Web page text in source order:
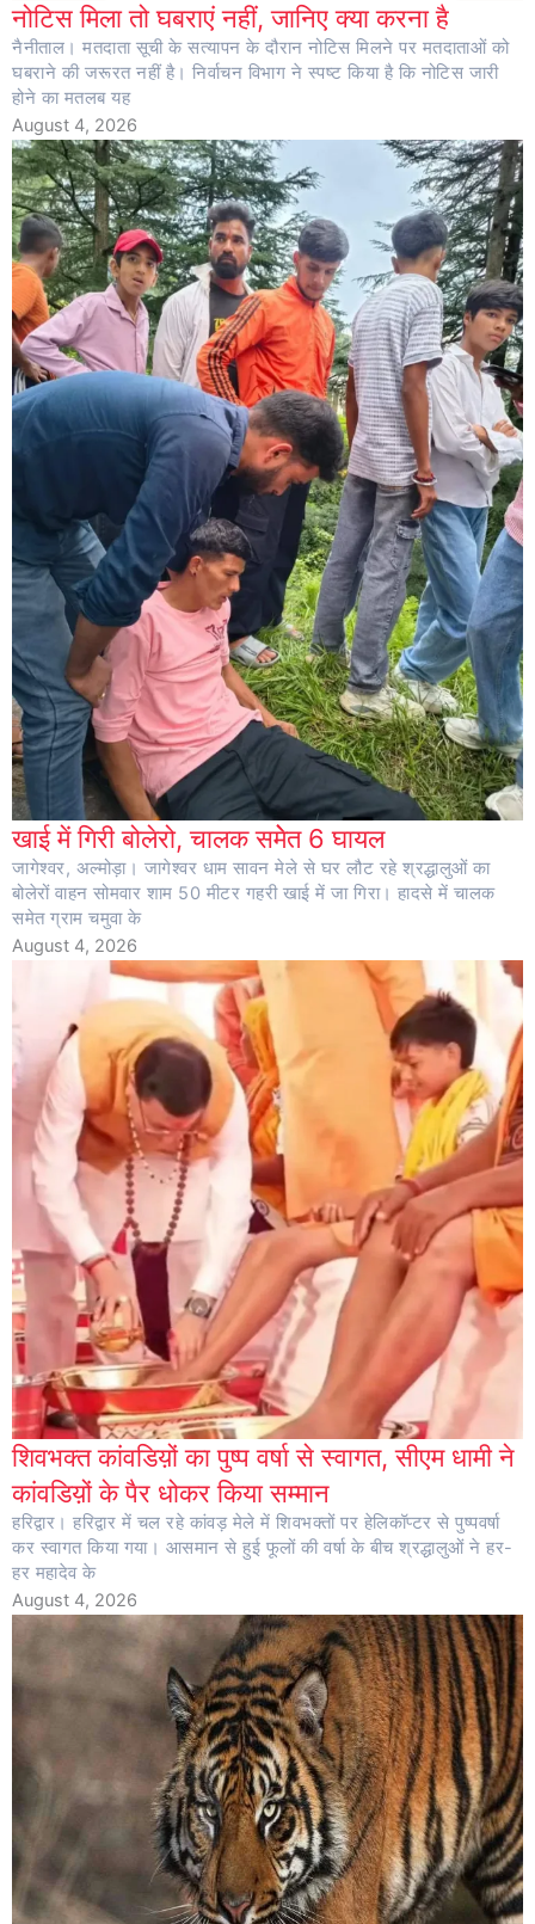
नोटिस मिला तो घबराएं नहीं, जानिए क्या करना है
नैनीताल। मतदाता सूची के सत्यापन के दौरान नोटिस मिलने पर मतदाताओं को
घबराने की जरूरत नहीं है। निर्वाचन विभाग ने स्पष्ट किया है कि नोटिस जारी
होने का मतलब यह
August 4, 2026
खाई में गिरी बोलेरो, चालक समेेत 6 घायल
जागेश्वर, अल्मोड़ा। जागेश्वर धाम सावन मेले से घर लौट रहे श्रद्धालुओं का
बोलेरों वाहन सोमवार शाम 50 मीटर गहरी खाई में जा गिरा। हादसे में चालक
समेत ग्राम चमुवा के
August 4, 2026
शिवभक्त कांवडिय़ों का पुष्प वर्षा से स्वागत, सीएम धामी ने
कांवडिय़ों के पैर धोकर किया सम्मान
हरिद्वार। हरिद्वार में चल रहे कांवड़ मेले में शिवभक्तों पर हेलिकॉप्टर से पुष्पवर्षा
कर स्वागत किया गया। आसमान से हुई फूलों की वर्षा के बीच श्रद्धालुओं ने हर-
हर महादेव के
August 4, 2026